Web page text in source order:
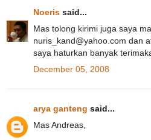
Noeris said...
Mas tolong kirimi juga saya
nuris_kand@yahoo.com dan
saya haturkan banyak
December 05, 2008
arya ganteng said...
Mas Andreas,